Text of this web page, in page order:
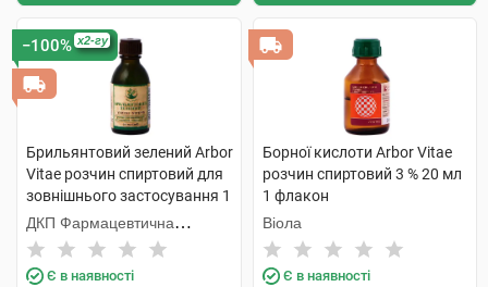
−100% x2-гу
Брильянтовий зелений Arbor
Vitae розчин спиртовий для
зовнішнього застосування 1
% 20 мл 1 флакон
ДКП Фармацевтична
фабрика
Є в наявності
Борної кислоти Arbor Vitae
розчин спиртовий 3 % 20 мл
1 флакон
Віола
Є в наявності